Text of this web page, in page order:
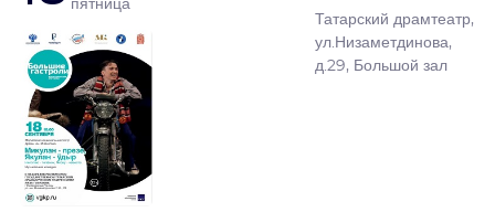
пятница
Татарский драмтеатр,
ул.Низаметдинова,
д.29, Большой зал